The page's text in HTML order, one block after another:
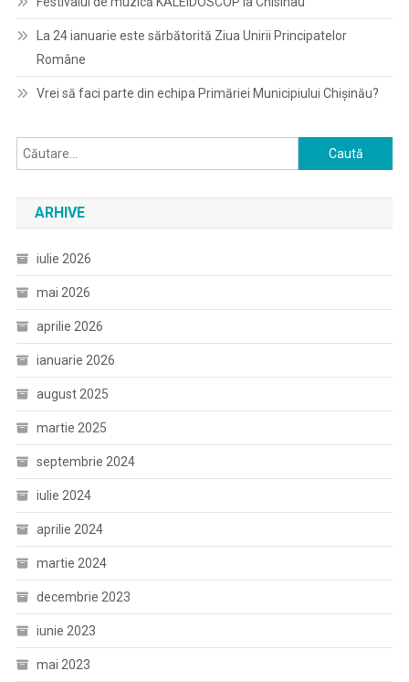
La 24 ianuarie este sărbătorită Ziua Unirii Principatelor
Române
Vrei să faci parte din echipa Primăriei Municipiului Chișinău?
Caută
după:
ARHIVE
iulie 2026
mai 2026
aprilie 2026
ianuarie 2026
august 2025
martie 2025
septembrie 2024
iulie 2024
aprilie 2024
martie 2024
decembrie 2023
iunie 2023
mai 2023